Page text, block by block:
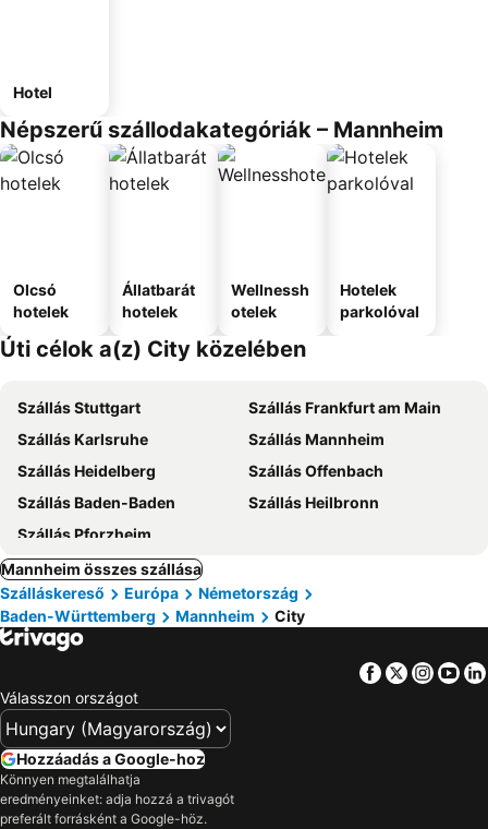
Hotel
Népszerű szállodakategóriák – Mannheim
Olcsó
hotelek
Állatbarát
hotelek
Wellnessh
otelek
Hotelek
parkolóval
Úti célok a(z) City közelében
Szállás Stuttgart
Szállás Frankfurt am Main
Szállás Karlsruhe
Szállás Mannheim
Szállás Heidelberg
Szállás Offenbach
Szállás Baden-Baden
Szállás Heilbronn
Szállás Pforzheim
Mannheim összes szállása
Szálláskereső
Európa
Németország
Baden-Württemberg
Mannheim City
Facebook
Twitter
Válasszon országot
Hozzáadás a Google-hoz
Könnyen megtalálhatja
eredményeinket: adja hozzá a trivagót
preferált forrásként a Google-höz.